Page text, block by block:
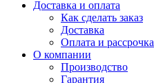
Доставка и оплата
Как сделать заказ
Доставка
Оплата и рассрочка
О компании
Производство
Гарантия